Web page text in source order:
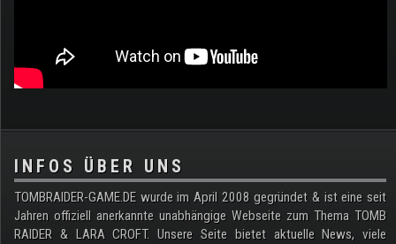
.
INFOS ÜBER UNS
TOMBRAIDER-GAME.DE wurde im April 2008 gegründet & ist eine seit
Jahren offiziell anerkannte unabhängige Webseite zum Thema TOMB
RAIDER & LARA CROFT. Unsere Seite bietet aktuelle News, viele